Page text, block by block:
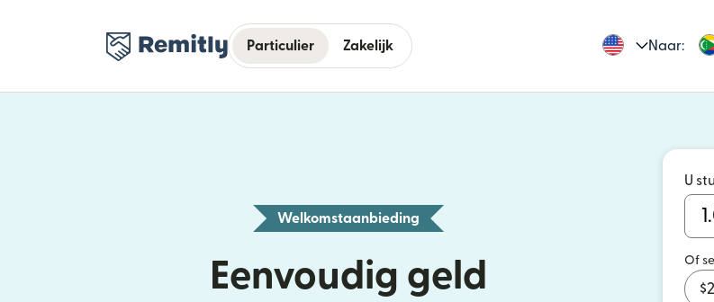
Particulier Zakelijk Naar:
Welkomstaanbieding
Eenvoudig geld
U
Of
$